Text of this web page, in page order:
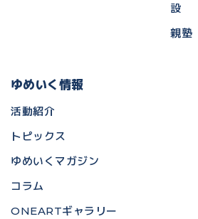
設
親塾
ゆめいく情報
活動紹介
トピックス
ゆめいくマガジン
コラム
ONEARTギャラリー